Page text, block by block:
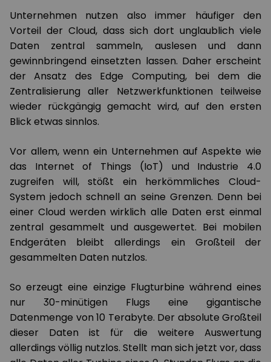
Unternehmen nutzen also immer häufiger den
Vorteil der Cloud, dass sich dort unglaublich viele
Daten zentral sammeln, auslesen und dann
gewinnbringend einsetzten lassen. Daher erscheint
der Ansatz des Edge Computing, bei dem die
Zentralisierung aller Netzwerkfunktionen teilweise
wieder rückgängig gemacht wird, auf den ersten
Blick etwas sinnlos.
Vor allem, wenn ein Unternehmen auf Aspekte wie
das Internet of Things (IoT) und Industrie 4.0
zugreifen will, stößt ein herkömmliches Cloud-
System jedoch schnell an seine Grenzen. Denn bei
einer Cloud werden wirklich alle Daten erst einmal
zentral gesammelt und ausgewertet. Bei mobilen
Endgeräten bleibt allerdings ein Großteil der
gesammelten Daten nutzlos.
So erzeugt eine einzige Flugturbine während eines
nur 30-minütigen Flugs eine gigantische
Datenmenge von 10 Terabyte. Der absolute Großteil
dieser Daten ist für die weitere Auswertung
allerdings völlig nutzlos. Stellt man sich jetzt vor, dass